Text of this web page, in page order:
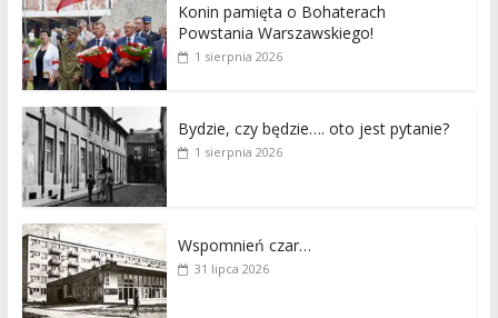
Konin pamięta o Bohaterach
Powstania Warszawskiego!
1 sierpnia 2026
Bydzie, czy będzie…. oto jest pytanie?
1 sierpnia 2026
Wspomnień czar…
31 lipca 2026